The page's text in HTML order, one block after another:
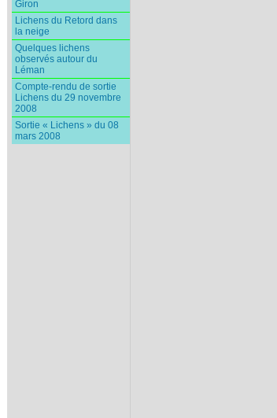
Giron
Lichens du Retord dans
la neige
Quelques lichens
observés autour du
Léman
Compte-rendu de sortie
Lichens du 29 novembre
2008
Sortie « Lichens » du 08
mars 2008